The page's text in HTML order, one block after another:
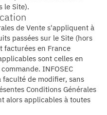
le Site).
de Vente s'appliquent à
passées sur le Site (hors
facturées en France
sont celles en
INFOSEC
faculté de modifier, sans
Conditions Générales
alors applicables à toutes